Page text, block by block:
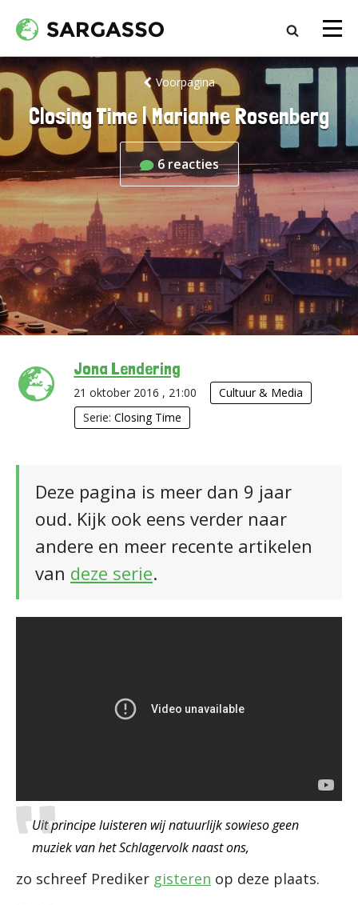
Voorpagina
Closing Time | Marianne Rosenberg
6 reacties
Jona Lendering
21 oktober 2016 , 21:00
Cultuur & Media
Serie:Closing Time
Deze pagina is meer dan 9 jaar
oud. Kijk ook eens verder naar
andere en meer recente artikelen
van deze serie.
Uit principe luisteren wij natuurlijk sowieso geen
muziek van het Schlagervolk naast ons,
zo schreef Prediker gisteren op deze plaats.